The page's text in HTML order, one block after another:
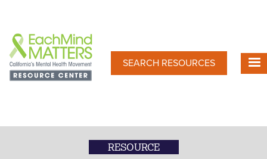
main
content
SEARCH RESOURCES
RESOURCE